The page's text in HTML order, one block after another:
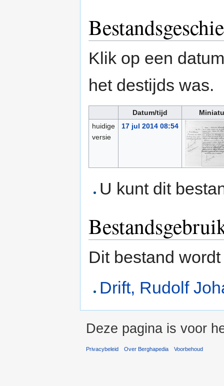
Klik op een
het destijds was.
Datum/tijd
huidige
versie
17 jul 2014 08:54
U kunt dit
Dit bestand
Drift, Rudolf
Deze pagina is voor
Privacybeleid Over Berghapedia Voorbehoud